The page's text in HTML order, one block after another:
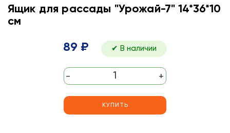
Ящик для рассады "Урожай-7" 14*36*10
см
89 ₽ ✔ В наличии
- +
КУПИТЬ